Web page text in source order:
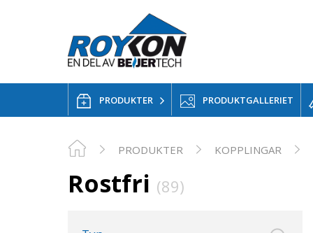
PRODUKTER PRODUKTGALLERIET
PRODUKTER KOPPLINGAR
Rostfri (89)